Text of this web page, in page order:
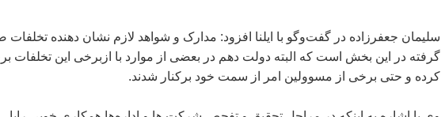
سليمان جعفرزاده در گفت‌و‌گو با ايلنا افزود: مدارک و شواهد لازم نشان دهنده
گرفته در اين بخش است که البته دولت دهم در بعضی از موارد با ازبرخی اين تخلفات
کرده و حتی برخی از مسوولين امر از سمت خود برکنار شدند.